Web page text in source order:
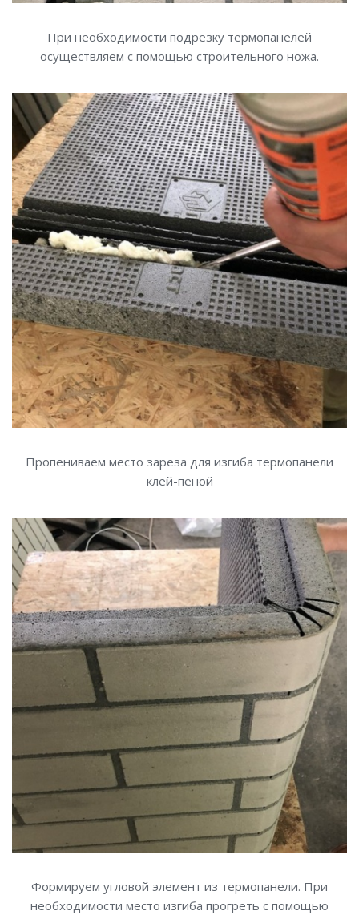
При необходимости подрезку термопанелей
осуществляем с помощью строительного ножа.
Пропениваем место зареза для изгиба термопанели
клей-пеной
Формируем угловой элемент из термопанели. При
необходимости место изгиба прогреть с помощью